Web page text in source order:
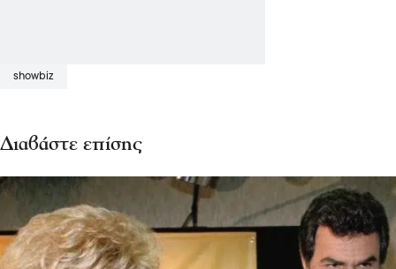
showbiz
Διαβάστε επίσης